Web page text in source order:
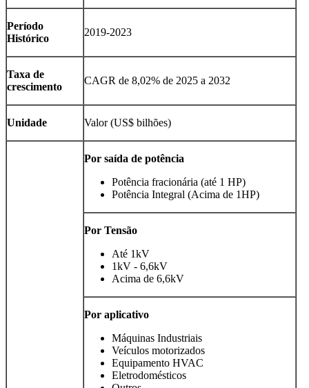
Período
Histórico
2019-2023
Taxa de
crescimento
CAGR de 8,02% de 2025 a 2032
Unidade Valor (US$ bilhões)
Por saída de potência
Potência fracionária (até 1 HP)
Potência Integral (Acima de 1HP)
Por Tensão
Até 1kV
1kV - 6,6kV
Acima de 6,6kV
Por aplicativo
Máquinas Industriais
Veículos motorizados
Equipamento HVAC
Eletrodomésticos